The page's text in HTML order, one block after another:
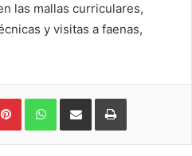
las mallas curriculares,
y visitas a faenas,
Pinterest WhatsApp